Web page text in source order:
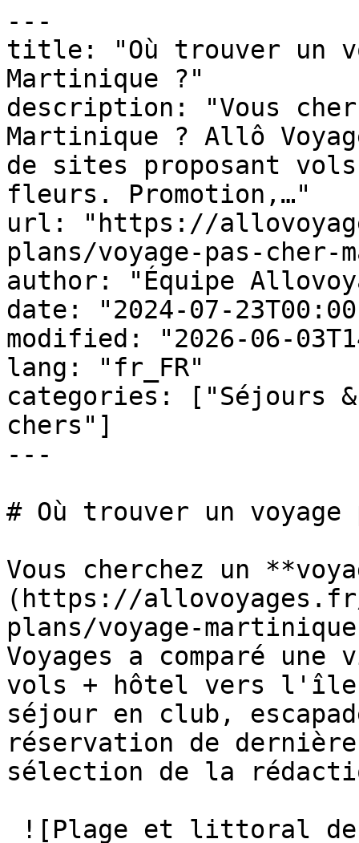
---
title: "Où trouver un
Martinique ?"
description: "Vous
Martinique ? Allô
de sites proposant
fleurs. Promotion,…"
url: "https://
plans/voyage-pas-
author: "Équipe
date: "2024-07-
modified: "2026-06-
lang: "fr_FR"
categories: ["Séjours
chers"]
---
# Où trouver un
Vous cherchez un
(https://
plans/voyage-
Voyages a comparé
vols + hôtel vers l'île
séjour en club,
réservation de
sélection de la